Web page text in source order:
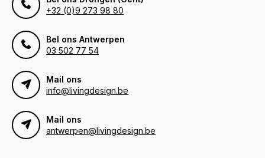
+32 (0)9 273 98 80
Bel ons Antwerpen
03 502 77 54
Mail ons
info@livingdesign.be
Mail ons
antwerpen@livingdesign.be